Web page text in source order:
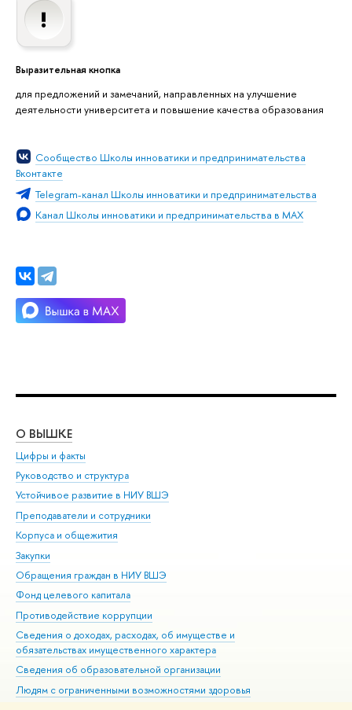
Выразительная кнопка
для предложений и замечаний, направленных на улучшение
деятельности университета и повышение качества образования
Сообщество Школы инноватики и предпринимательства
Вконтакте
Telegram-канал Школы инноватики и предпринимательства
Канал Школы инноватики и предпринимательства в MAX
О ВЫШКЕ
Цифры и факты
Руководство и структура
Устойчивое развитие в НИУ ВШЭ
Преподаватели и сотрудники
Корпуса и общежития
Закупки
Обращения граждан в НИУ ВШЭ
Фонд целевого капитала
Противодействие коррупции
Сведения о доходах, расходах, об имуществе и
обязательствах имущественного характера
Сведения об образовательной организации
Людям с ограниченными возможностями здоровья